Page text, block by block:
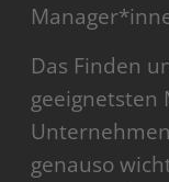
Das Finden
genauso